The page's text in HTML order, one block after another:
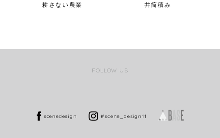
耕さない農業 井筒積み
FOLLOW US
scenedesign #scene_design11